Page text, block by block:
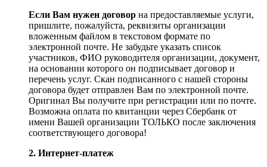
Если Вам нужен договор на предоставляемые услуги,
пришлите, пожалуйста, реквизиты организации
вложенным файлом в текстовом формате по
электронной почте. Не забудьте указать список
участников, ФИО руководителя организации, документ,
на основании которого он подписывает договор и
перечень услуг. Скан подписанного с нашей стороны
договора будет отправлен Вам по электронной почте.
Оригинал Вы получите при регистрации или по почте.
Возможна оплата по квитанции через Сбербанк от
имени Вашей организации ТОЛЬКО после заключения
соответствующего договора!
2. Интернет-платеж